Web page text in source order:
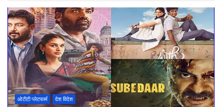
ओटीटी प्लेटफार्म देश विदेश